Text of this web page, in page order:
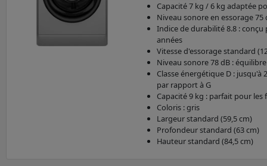
Capacité 7 kg / 6 kg adaptée
Niveau sonore en essorage
Indice de durabilité 8.8 :
années
Vitesse d'essorage standard
Niveau sonore 78 dB :
Classe énergétique D : jusqu'à
par rapport à G
Capacité 9 kg : parfait pour les
Coloris : gris
Largeur standard (59,5 cm)
Profondeur standard (63 cm)
Hauteur standard (84,5 cm)